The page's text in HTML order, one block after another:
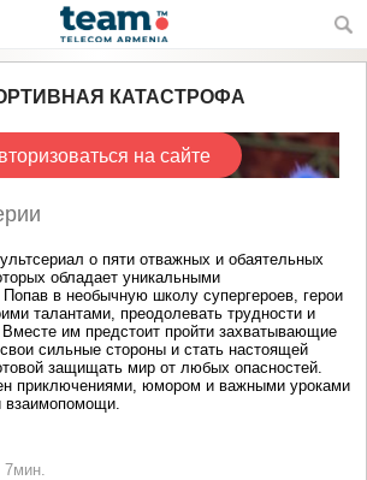
КАТАСТРОФА
на сайте
о пяти отважных и обаятельных
обладает уникальными
в необычную школу супергероев, герои
талантами, преодолевать трудности и
им предстоит пройти захватывающие
сильные стороны и стать настоящей
защищать мир от любых опасностей.
приключениями, юмором и важными уроками
взаимопомощи.
7мин.